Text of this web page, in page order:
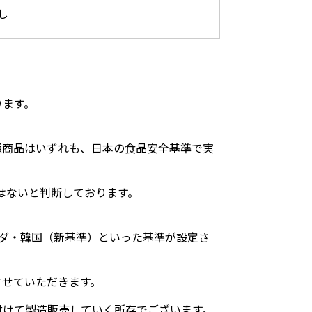
す。
品はいずれも、日本の食品安全基準で実
いと判断しております。
・韓国（新基準）といった基準が設定さ
ていただきます。